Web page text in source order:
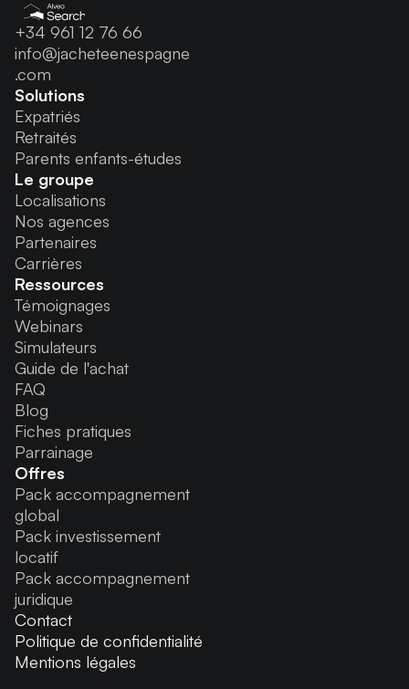
+34 961 12 76 66
info@jacheteenespagne
.com
Solutions
Expatriés
Retraités
Parents enfants-études
Le groupe
Localisations
Nos agences
Partenaires
Carrières
Ressources
Témoignages
Webinars
Simulateurs
Guide de l'achat
FAQ
Blog
Fiches pratiques
Parrainage
Offres
Pack accompagnement
global
Pack investissement
locatif
Pack accompagnement
juridique
Contact
Politique de confidentialité
Mentions légales